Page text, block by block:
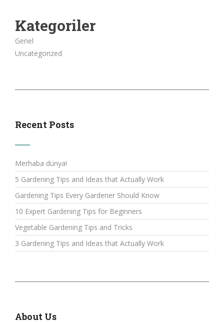
Kategoriler
Genel
Uncategorized
Recent Posts
Merhaba dünya!
5 Gardening Tips and Ideas that Actually Work
Gardening Tips Every Gardener Should Know
10 Expert Gardening Tips for Beginners
Vegetable Gardening Tips and Tricks
3 Gardening Tips and Ideas that Actually Work
About Us